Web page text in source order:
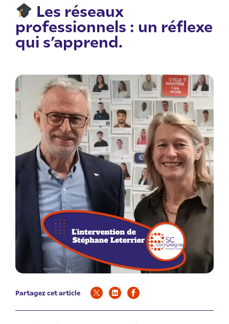
Les réseaux
professionnels : un réflexe
qui s’apprend.
Partagez cet article